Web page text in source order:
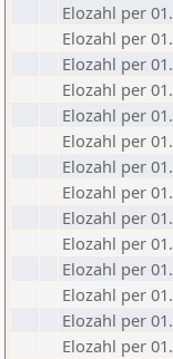
Elozahl per
Elozahl per
Elozahl per
Elozahl per
Elozahl per
Elozahl per
Elozahl per
Elozahl per
Elozahl per
Elozahl per
Elozahl per
Elozahl per
Elozahl per
Elozahl per